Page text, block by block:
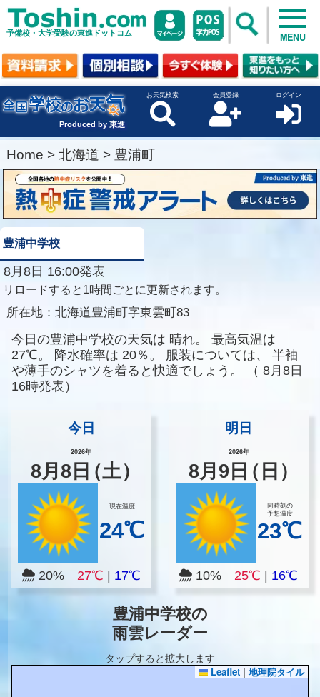
予備校・大学受験の東進ドットコム MENU
Produced by 東進
お天気検索 会員登録 ログイン
Home > 北海道 > 豊浦町
豊浦中学校
8月8日 16:00発表
リロードすると1時間ごとに更新されます。
所在地： 北海道豊浦町字東雲町83
今日の豊浦中学校の天気は 晴れ。
最高気温は
27℃。
降水確率は 20％。 服装については、
半袖
や薄手のシャツを着ると快適でしょう。
（ 8月8日
16時発表）
今日
2026年
8月8 日（土）
現在温度
24℃
20% 27℃ 17℃
明日
2026年
8月 9 日（日）
同時刻の
予想温度
23℃
10% 25℃ 16℃
豊浦中学校の
雨雲レーダー
タップすると拡大します
Leaflet | 地理院タイル